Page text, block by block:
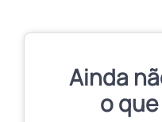
Ainda
o